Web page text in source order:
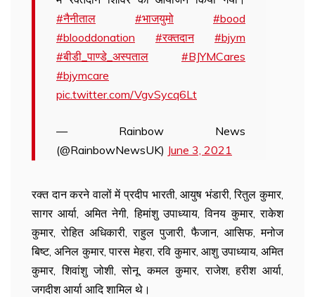
#नैनीताल
#भाजयुमो
#bood
#blooddonation
#रक्तदान
#bjym
#बीडी_पाण्डे_अस्पताल
#BJYMCares
#bjymcare
pic.twitter.com/VgvSycq6Lt
— Rainbow News
(@RainbowNewsUK) June 3, 2021
रक्त दान करने वालों में प्रदीप भारती, आयुष भंडारी, रितुल कुमार,
सागर आर्या, अमित नेगी, हिमांशु उपाध्याय, विनय कुमार, राकेश
कुमार, रोहित अधिकारी, राहुल पुजारी, फैजान, आसिफ, मनोज
बिष्ट, अनिल कुमार, पारस मेहरा, रवि कुमार, आशु उपाध्याय, अमित
कुमार, शिवांशु जोशी, सोनू, कमल कुमार, राजेश, हरीश आर्या,
जगदीश आर्या आदि शामिल थे।